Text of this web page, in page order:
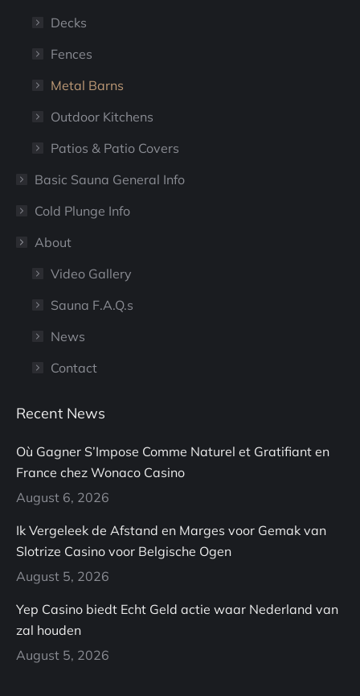
Decks
Fences
Metal Barns
Outdoor Kitchens
Patios & Patio Covers
Basic Sauna General Info
Cold Plunge Info
About
Video Gallery
Sauna F.A.Q.s
News
Contact
Recent News
Où Gagner S’Impose Comme Naturel et Gratifiant en
France chez Wonaco Casino
August 6, 2026
Ik Vergeleek de Afstand en Marges voor Gemak van
Slotrize Casino voor Belgische Ogen
August 5, 2026
Yep Casino biedt Echt Geld actie waar Nederland van
zal houden
August 5, 2026